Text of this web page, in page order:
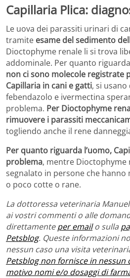
Capillaria Plica:
Le uova dei parassiti urinari di
tramite esame del sedimento
Dioctophyme renale li si trova
addominale. Per quanto
non ci sono molecole registrate
Capillaria in cani e gatti, si
febendazolo e ivermectina
problema. Per Dioctophyme
rimuovere i parassiti
togliendo anche il rene
Per quanto riguarda l’uomo,
problema, mentre Dioctophyme
segnalato in persone che hanno
o poco cotte o rane.
La dottoressa veterinaria
ai vostri commenti o alle
direttamenteper emailo sulla
Petsblog. Queste informazioni
nessun caso una visita
Petsblog non fornisce in nessun
motivo nomi e/o dosaggi di